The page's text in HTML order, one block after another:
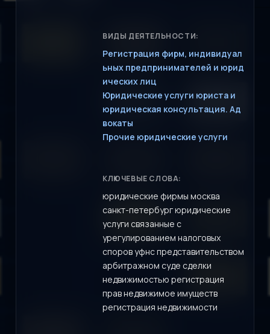
ВИДЫ ДЕЯТЕЛЬНОСТИ:
Регистрация фирм, индивидуал
ьных предпринимателей и юрид
ических лиц
Юридические услуги юриста и
юридическая консультация. Ад
вокаты
Прочие юридические услуги
КЛЮЧЕВЫЕ СЛОВА:
юридические фирмы москва
санкт-петербург юридические
услуги связанные с
урегулированием налоговых
споров уфнс представительством
арбитражном суде сделки
недвижимостью регистрация
прав недвижимое имуществ
регистрация недвижимости